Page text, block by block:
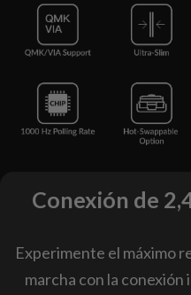
Conexión de
Experimente el máximo
marcha con la conexión